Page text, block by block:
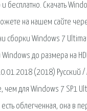
Скачать
на нашем сайте
сборки Windows 7
до размера на
(2018) Русский
для Windows 7 SP1
облегченная, она в